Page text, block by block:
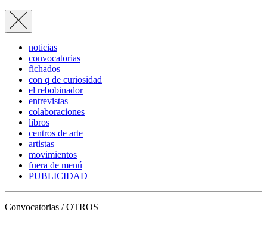
noticias
convocatorias
fichados
con q de curiosidad
el rebobinador
entrevistas
colaboraciones
libros
centros de arte
artistas
movimientos
fuera de menú
PUBLICIDAD
Convocatorias / OTROS